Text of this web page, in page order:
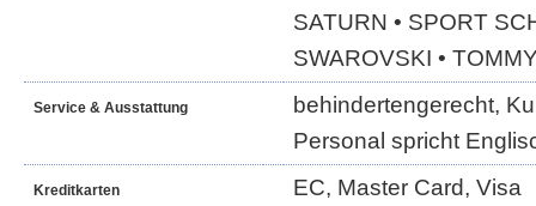
SATURN • SPORT
SWAROVSKI •
Service & Ausstattung
behindertengerecht,
Personal spricht
Kreditkarten EC, Master Card, Visa